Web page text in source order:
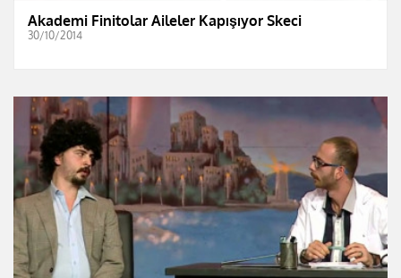
Akademi Finitolar Aileler Kapışıyor Skeci
30/10/2014